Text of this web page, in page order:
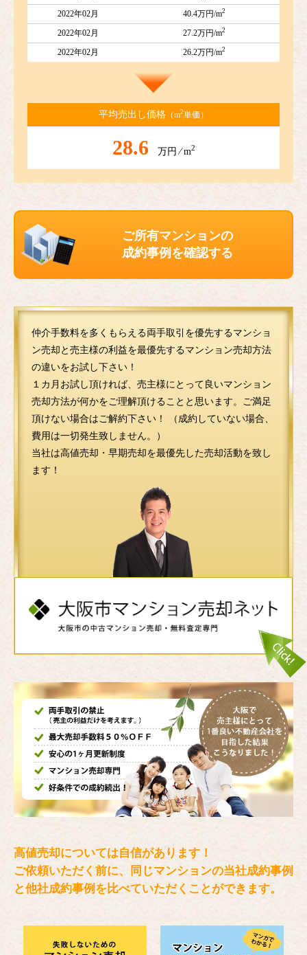
2022年02月 40.4万円/m2
2022年02月 27.2万円/m2
2022年02月 26.2万円/m2
平均売出し価格 （m2単価）
28.6 万円 ⁄ m2
ご所有マンションの
成約事例を確認する
仲介手数料を多くもらえる両手取引を優先するマンショ
ン売却と売主様の利益を最優先するマンション売却方法
の違いをお試し下さい！
１カ月お試し頂ければ、売主様にとって良いマンション
売却方法が何かをご理解頂けることと思います。ご満足
頂けない場合はご解約下さい！ （成約していない場合、
費用は一切発生致しません。）
当社は高値売却・早期売却を最優先した売却活動を致し
ます！
高値売却については自信があります！
ご依頼いただく前に、同じマンションの当社成約事例
と他社成約事例を比べていただくことができます。